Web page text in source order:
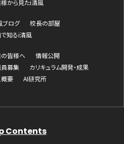
から見たi清風
ブログ
校長の部屋
知るi清風
皆様へ
情報公開
募集
カリキュラム開発・成果
要
AI研究所
Contents